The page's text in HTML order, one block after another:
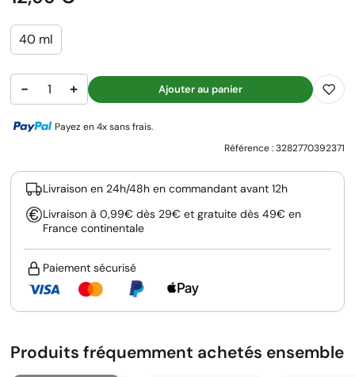
40 ml
− + Ajouter au panier
Payez en 4x sans frais.
Référence :3282770392371
Livraison en 24h/48h en commandant avant 12h
Livraison à 0,99€ dès 29€ et gratuite dès 49€ en
France continentale
Paiement sécurisé
Produits fréquemment achetés ensemble